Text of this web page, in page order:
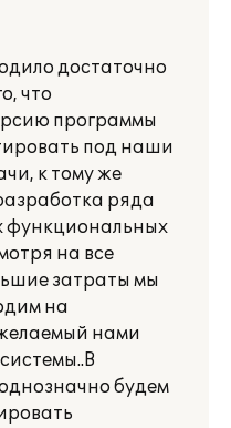
достаточно
что
программы
под наши
к тому же
ряда
функциональных
на все
затраты мы
на
нами
будем